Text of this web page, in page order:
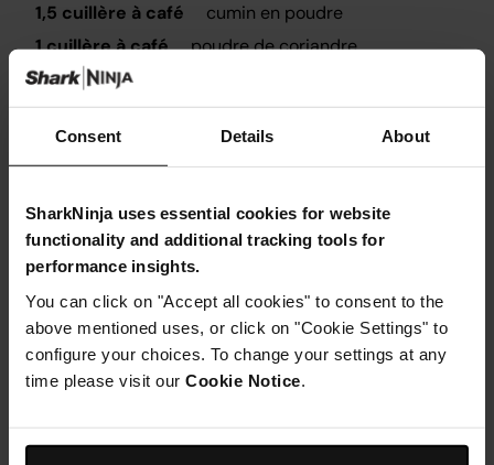
Consent Details About
SharkNinja uses essential cookies for website
functionality and additional tracking tools for
performance insights.
You can click on "Accept all cookies" to consent to the
above mentioned uses, or click on "Cookie Settings" to
configure your choices. To change your settings at any
time please visit our Cookie Notice
1,5 cuillère à café
cumin en poudre
1 cuillère à café
poudre de coriandre
1/2-1 cuillère à café
1 cuillère à café
sel
1/4 de cuillère à café
poivre noir
1 cuillère à café
garam masala
1 cuillère à café
poudre de curry madras